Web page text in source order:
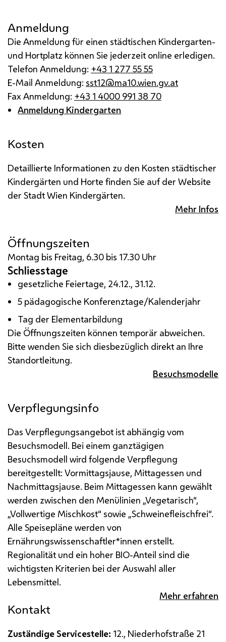
Anmeldung
Die Anmeldung für einen städtischen Kindergarten-
und Hortplatz können Sie jederzeit online erledigen.
Telefon Anmeldung: +43 1 277 55 55
E-Mail Anmeldung: sst12@ma10.wien.gv.at
Fax Anmeldung: +43 1 4000 991 38 70
Anmeldung Kindergarten
Kosten
Detaillierte Informationen zu den Kosten städtischer
Kindergärten und Horte finden Sie auf der Website
der Stadt Wien Kindergärten.
Mehr Infos
Öffnungszeiten
Montag bis Freitag, 6.30 bis 17.30 Uhr
Schliesstage
gesetzliche Feiertage, 24.12., 31.12.
5 pädagogische Konferenztage/Kalenderjahr
Tag der Elementarbildung
Die Öffnungszeiten können temporär abweichen.
Bitte wenden Sie sich diesbezüglich direkt an Ihre
Standortleitung.
Besuchsmodelle
Verpflegungsinfo
Das Verpflegungsangebot ist abhängig vom
Besuchsmodell. Bei einem ganztägigen
Besuchsmodell wird folgende Verpflegung
bereitgestellt: Vormittagsjause, Mittagessen und
Nachmittagsjause. Beim Mittagessen kann gewählt
werden zwischen den Menülinien „Vegetarisch“,
„Vollwertige Mischkost“ sowie „Schweinefleischfrei“.
Alle Speisepläne werden von
Ernährungswissenschaftler*innen erstellt.
Regionalität und ein hoher BIO-Anteil sind die
wichtigsten Kriterien bei der Auswahl aller
Lebensmittel.
Mehr erfahren
Kontakt
Zuständige Servicestelle: 12., Niederhofstraße 21